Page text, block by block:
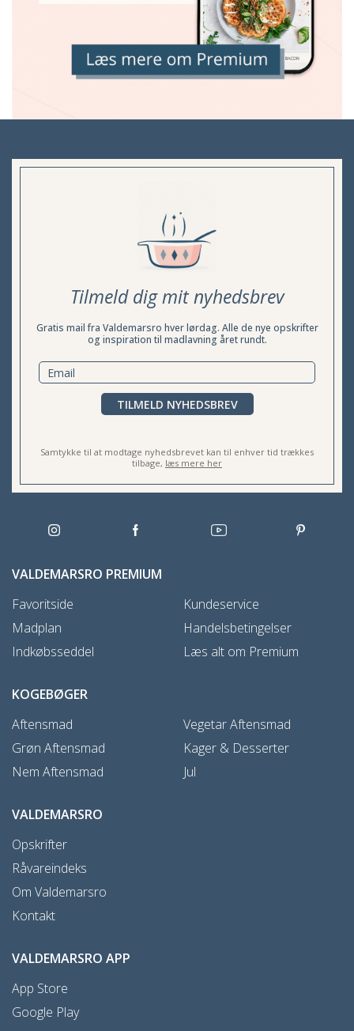
Tilmeld dig mit nyhedsbrev
Gratis mail fra Valdemarsro hver lørdag. Alle de nye opskrifter
og inspiration til madlavning året rundt.
TILMELD NYHEDSBREV
Samtykke til at modtage nyhedsbrevet kan til enhver tid trækkes
tilbage, læs mere her
VALDEMARSRO PREMIUM
Favoritside
Madplan
Indkøbsseddel
Kundeservice
Handelsbetingelser
Læs alt om Premium
KOGEBØGER
Aftensmad
Grøn Aftensmad
Nem Aftensmad
Vegetar Aftensmad
Kager & Desserter
Jul
VALDEMARSRO
Opskrifter
Råvareindeks
Om Valdemarsro
Kontakt
VALDEMARSRO APP
App Store
Google Play